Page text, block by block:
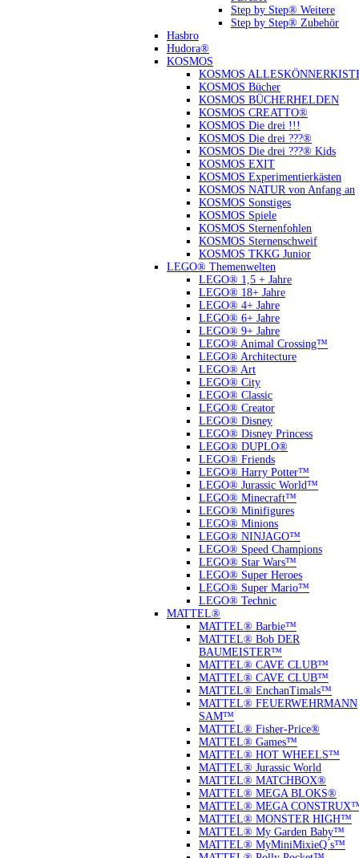
Step by Step® Weitere
Step by Step® Zubehör
Hasbro
Hudora®
KOSMOS
KOSMOS
KOSMOS Bücher
KOSMOS BÜCHERHELDEN
KOSMOS CREATTO®
KOSMOS Die drei !!!
KOSMOS Die drei ???®
KOSMOS Die drei ???® Kids
KOSMOS EXIT
KOSMOS Experimentierkästen
KOSMOS NATUR von Anfang an
KOSMOS Sonstiges
KOSMOS Spiele
KOSMOS Sternenfohlen
KOSMOS Sternenschweif
KOSMOS TKKG Junior
LEGO® Themenwelten
LEGO® 1,5 + Jahre
LEGO® 18+ Jahre
LEGO® 4+ Jahre
LEGO® 6+ Jahre
LEGO® 9+ Jahre
LEGO® Animal Crossing™
LEGO® Architecture
LEGO® Art
LEGO® City
LEGO® Classic
LEGO® Creator
LEGO® Disney
LEGO® Disney Princess
LEGO® DUPLO®
LEGO® Friends
LEGO® Harry Potter™
LEGO® Jurassic World™
LEGO® Minecraft™
LEGO® Minifigures
LEGO® Minions
LEGO® NINJAGO™
LEGO® Speed Champions
LEGO® Star Wars™
LEGO® Super Heroes
LEGO® Super Mario™
LEGO® Technic
MATTEL®
MATTEL® Barbie™
MATTEL® Bob DER
BAUMEISTER™
MATTEL® CAVE CLUB™
MATTEL® CAVE CLUB™
MATTEL® EnchanTimals™
MATTEL® FEUERWEHRMANN
SAM™
MATTEL® Fisher-Price®
MATTEL® Games™
MATTEL® HOT WHEELS™
MATTEL® Jurassic World
MATTEL® MATCHBOX®
MATTEL® MEGA BLOKS®
MATTEL® MEGA
MATTEL® MONSTER HIGH™
MATTEL® My Garden Baby™
MATTEL® MyMiniMixieQ ́s™